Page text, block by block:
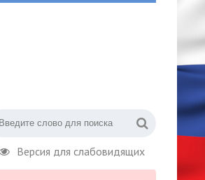
Версия для слабовидящих